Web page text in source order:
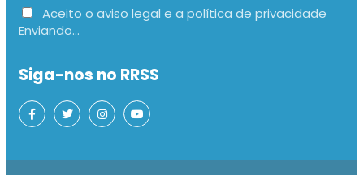
Aceito o aviso legal e a política de privacidade
Enviando...
Siga-nos no RRSS